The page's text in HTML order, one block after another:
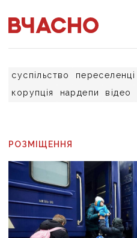
суспільство переселенці
корупція
нардепи відео
РОЗМІЩЕННЯ